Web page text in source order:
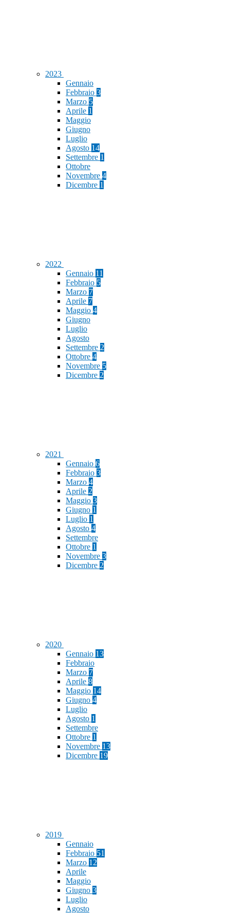
2023
Gennaio
Febbraio 3
Marzo 5
Aprile 1
Maggio
Giugno
Luglio
Agosto 14
Settembre 1
Ottobre
Novembre 4
Dicembre 1
2022
Gennaio 11
Febbraio 5
Marzo 7
Aprile 7
Maggio 4
Giugno
Luglio
Agosto
Settembre 2
Ottobre 4
Novembre 5
Dicembre 2
2021
Gennaio 6
Febbraio 3
Marzo 4
Aprile 2
Maggio 3
Giugno 1
Luglio 1
Agosto 4
Settembre
Ottobre 1
Novembre 3
Dicembre 2
2020
Gennaio 13
Febbraio
Marzo 7
Aprile 8
Maggio 14
Giugno 4
Luglio
Agosto 1
Settembre
Ottobre 1
Novembre 13
Dicembre 19
2019
Gennaio
Febbraio 51
Marzo 12
Aprile
Maggio
Giugno 3
Luglio
Agosto